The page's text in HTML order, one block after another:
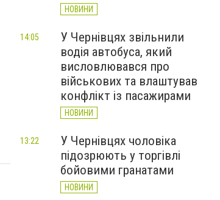
НОВИНИ
У Чернівцях звільнили
водія автобуса, який
висловлювався про
військових та влаштував
конфлікт із пасажирами
НОВИНИ
14:05
У Чернівцях чоловіка
підозрюють у торгівлі
бойовими гранатами
НОВИНИ
13:22